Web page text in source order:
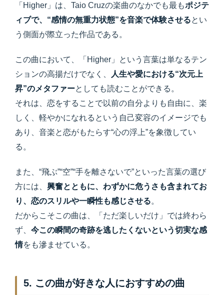
「Higher」は、Taio Cruzの楽曲のなかでも最もポジテ
ィブで、“感情の無重力状態”を音楽で体験させるとい
う側面が際立った作品である。
この曲において、「Higher」という言葉は単なるテン
ションの高揚だけでなく、
人生や愛における“次元上
昇”のメタファーとしても読むことができる。
それは、恋をすることで以前の自分よりも自由に、楽
しく、軽やかになれるという自己変容のイメージでも
あり、音楽と恋がもたらす“心の浮上”を象徴してい
る。
また、“飛ぶ”“空”“手を離さないで”といった言葉の選び
方には、 興奮とともに、わずかに危うさも含まれてお
り、恋のスリルや一瞬性も感じさせる。
だからこそこの曲は、「ただ楽しいだけ」では終わら
ず、 今この瞬間の奇跡を逃したくないという切実な感
情をも滲ませている。
5. この曲が好きな人におすすめの曲